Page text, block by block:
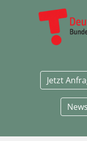
Jetzt